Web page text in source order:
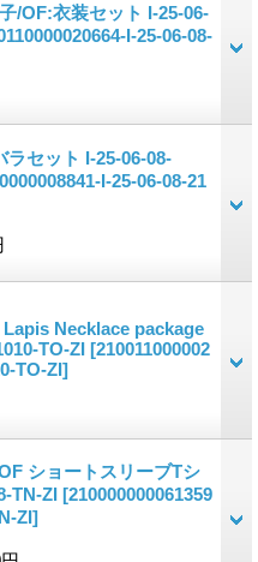
/OF:衣装セット I-25-06-
I-25-06-08-
ラセット I-25-06-08-
I-25-06-08-21
Necklace package
TO-ZI [210011000002
TO-ZI]
ショートスリーブTシ
TN-ZI [210000000061359
ZI]